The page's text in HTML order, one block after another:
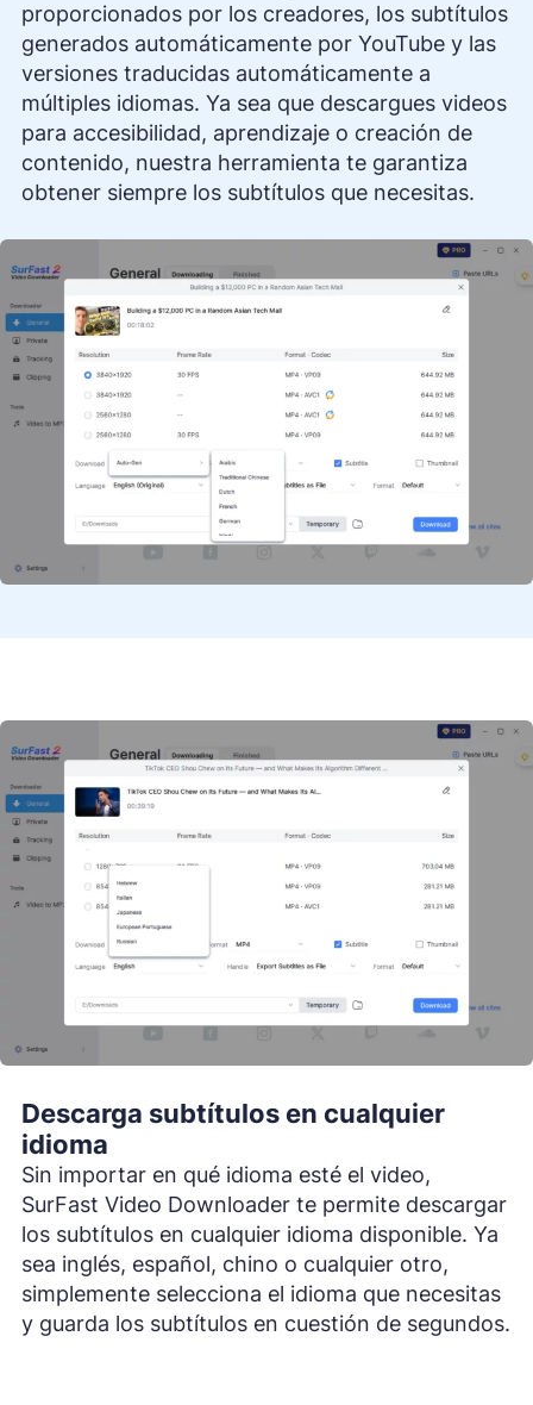
proporcionados por los creadores, los subtítulos
generados automáticamente por YouTube y las
versiones traducidas automáticamente a
múltiples idiomas. Ya sea que descargues videos
para accesibilidad, aprendizaje o creación de
contenido, nuestra herramienta te garantiza
obtener siempre los subtítulos que necesitas.
Descarga subtítulos en cualquier
idioma
Sin importar en qué idioma esté el video,
SurFast Video Downloader te permite descargar
los subtítulos en cualquier idioma disponible. Ya
sea inglés, español, chino o cualquier otro,
simplemente selecciona el idioma que necesitas
y guarda los subtítulos en cuestión de segundos.